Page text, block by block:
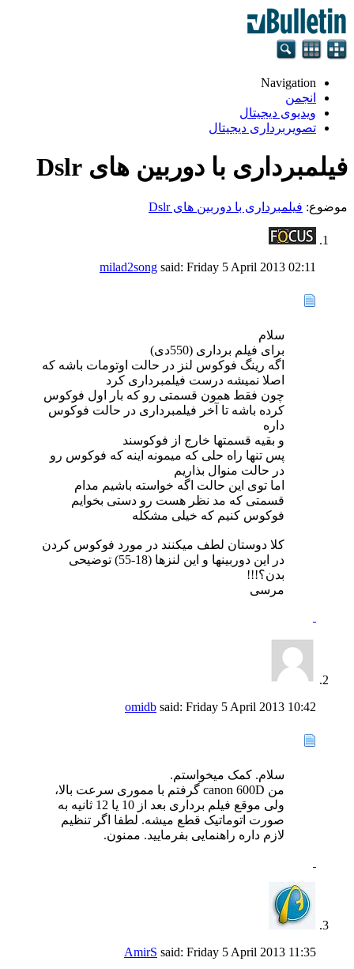
Navigation
انجمن
ویدیوی دیجیتال
تصویربرداری دیجیتال
فیلمبرداری با دوربین های Dslr
موضوع: فیلمبرداری با دوربین های Dslr
milad2song said: Friday 5 April 2013 02:11
سلام
برای فیلم برداری (550دی)
اگه رینگ فوکوس لنز در حالت اوتومات باشه که
اصلا نمیشه درست فیلمبرداری کرد
چون فقط همون قسمتی رو که بار اول فوکوس
کرده باشه تا آخر فیلمبرداری در حالت فوکوس
داره
و بقیه قسمتها خارج از فوکوسند
پس تنها راه حلی که میمونه اینه که فوکوس رو
در حالت منوال بذاریم
اما توی این حالت اگه خواسته باشیم مدام
قسمتی که مد نظر هست رو دستی بخوایم
فوکوس کنیم که خیلی مشکله
کلا دوستان لطف میکنند در مورد فوکوس کردن
در این دوربینها و این لنزها (18-55) توضیحی
بدن؟!!!
مرسی
omidb said: Friday 5 April 2013 10:42
سلام. کمک میخواستم.
من canon 600D گرفتم با مموری سرعت بالا،
ولی موقع فیلم برداری بعد از 10 یا 12 ثانیه به
صورت اتوماتیک قطع میشه. لطفا اگر تنظیم
لازم داره راهنمایی بفرمایید. ممنون.
AmirS said: Friday 5 April 2013 11:35